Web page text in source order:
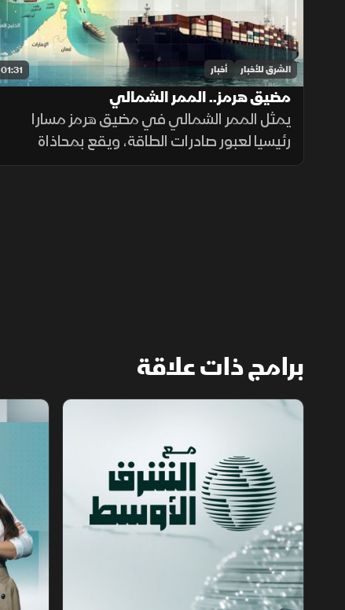
01:31 الشرق للأخبار أخبار
مضيق هرمز.. الممر الشمالي
يمثل الممر الشمالي في مضيق هرمز مسارا
رئيسيا لعبور صادرات الطاقة، ويقع بمحاذاة
السواحل الإيرانية، حيث تعزز طهران وجودها
برامج ذات علاقة
مع الشرق الأوسط الخبر الآخر